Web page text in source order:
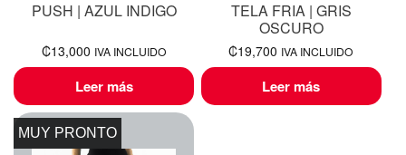
PUSH | AZUL INDIGO
₡13,000 IVA INCLUIDO
Leer más
TELA FRIA | GRIS
OSCURO
₡19,700 IVA INCLUIDO
Leer más
MUY PRONTO